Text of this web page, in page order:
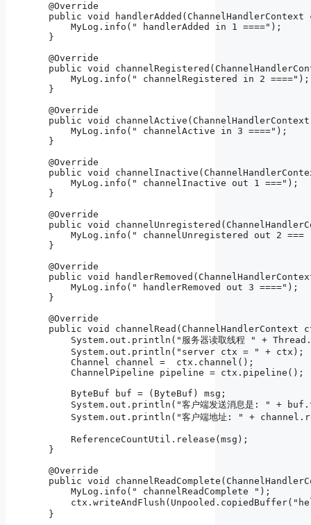
    @Override
public void handlerAdded(ChannelHandlerContext
        MyLog.info(" handlerAdded in 1 ====");
    }
    @Override
public void
        MyLog.info(" channelRegistered in 2 ====");
    }
    @Override
public void
        MyLog.info(" channelActive in 3 ====");
    }
    @Override
public void
        MyLog.info(" channelInactive out 1 ===");
    }
    @Override
public void
MyLog.info(" channelUnregistered out 2 ===
    }
    @Override
public void
        MyLog.info(" handlerRemoved out 3 ====");
    }
    @Override
public void channelRead(ChannelHandlerContext
System.out.println("服务器读取线程 " +
        System.out.println("server ctx = " + ctx);
        Channel channel =  ctx.channel();
        ChannelPipeline pipeline = ctx.pipeline();
        ByteBuf buf = (ByteBuf) msg;
System.out.println("客户端发送消息是: " +
System.out.println("客户端地址: " +
        ReferenceCountUtil.release(msg);
    }
    @Override
public void
        MyLog.info(" channelReadComplete ");
    }